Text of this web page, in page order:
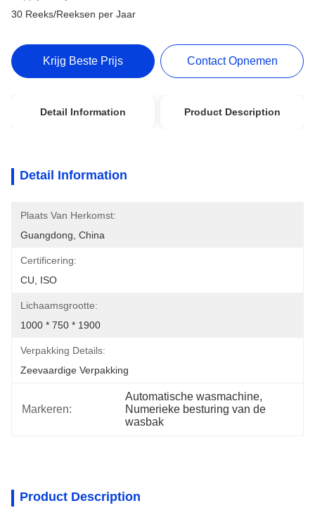
30 Reeks/Reeksen per Jaar
Krijg Beste Prijs Contact Opnemen
Detail Information Product Description
Detail Information
Plaats Van Herkomst:
Guangdong, China
Certificering:
CU, ISO
Lichaamsgrootte:
1000 * 750 * 1900
Verpakking Details:
Zeevaardige Verpakking
Markeren:
Automatische wasmachine,
Numerieke besturing van de
wasbak
Product Description